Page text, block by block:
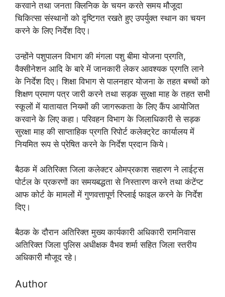
करवाने तथा जनता क्लिनिक के चयन करते समय मौजूदा
चिकित्सा संस्थानों को दृष्टिगत रखते हुए उपर्युक्त स्थान का चयन
करने के लिए निर्देश दिए।
उन्होंने पशुपालन विभाग की मंगला पशु बीमा योजना प्रगति,
वैक्सीनेशन आदि के बारे में जानकारी लेकर आवश्यक प्रगति लाने
के निर्देश दिए। शिक्षा विभाग से पालनहार योजना के तहत बच्चों को
शिक्षण प्रमाण पत्र जारी करने तथा सड़क सुरक्षा माह के तहत सभी
स्कूलों में यातायात नियमों की जागरूकता के लिए कैंप आयोजित
करवाने के लिए कहा। परिवहन विभाग के जिलाधिकारी से सड़क
सुरक्षा माह की साप्ताहिक प्रगति रिपोर्ट कलेक्ट्रेट कार्यालय में
नियमित रूप से प्रेषित करने के निर्देश प्रदान किये।
बैठक में अतिरिक्त जिला कलेक्टर ओमप्रकाश सहारण ने लाईट्स
पोर्टल के प्रकरणों का समयबद्धता से निस्तारण करने तथा कंटेंप्ट
आफ कोर्ट के मामलों में गुणवत्तापूर्ण रिप्लाई फाइल करने के निर्देश
दिए।
बैठक के दौरान अतिरिक्त मुख्य कार्यकारी अधिकारी रामनिवास
अतिरिक्त जिला पुलिस अधीक्षक वैभव शर्मा सहित जिला स्तरीय
अधिकारी मौजूद रहे।
Author